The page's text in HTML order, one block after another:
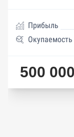
Прибыль
Окупаемость
500